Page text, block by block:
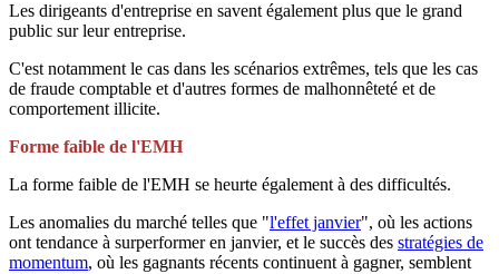
Les dirigeants d'entreprise en savent également plus que le grand
public sur leur entreprise.
C'est notamment le cas dans les scénarios extrêmes, tels que les cas
de fraude comptable et d'autres formes de malhonnêteté et de
comportement illicite.
Forme faible de l'EMH
La forme faible de l'EMH se heurte également à des difficultés.
Les anomalies du marché telles que "l'effet janvier", où les actions
ont tendance à surperformer en janvier, et le succès des stratégies de
momentum, où les gagnants récents continuent à gagner, semblent